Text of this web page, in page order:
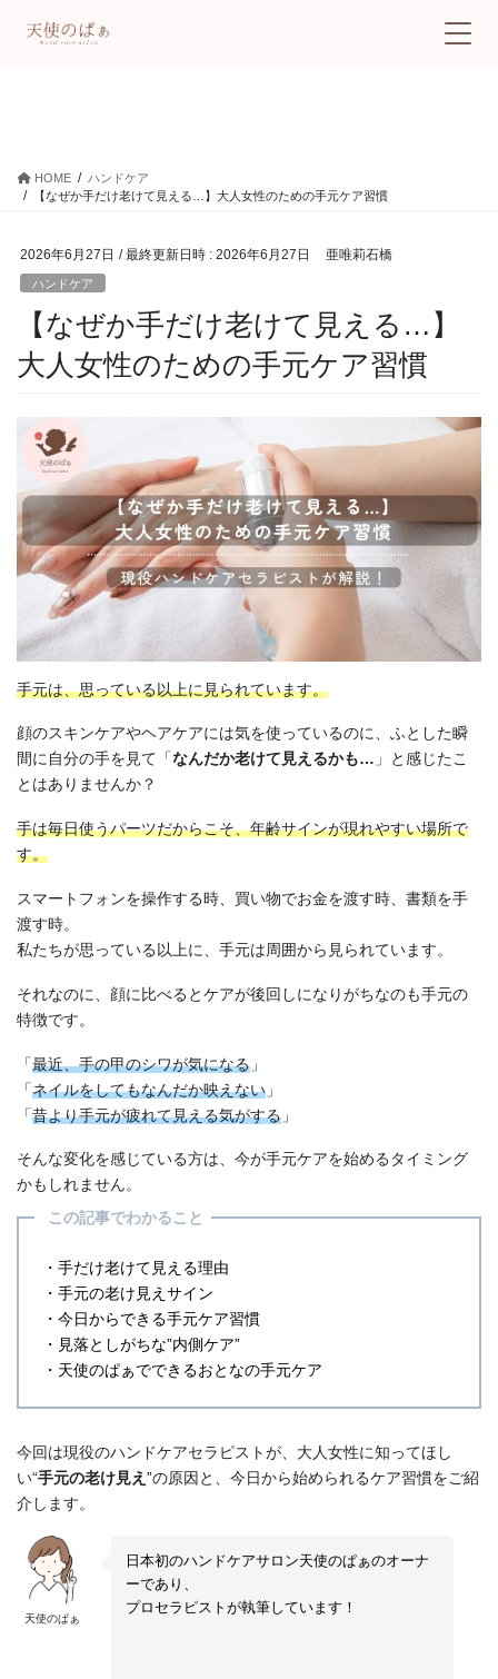
HOME
ハンドケア
【なぜか手だけ老けて見える…】大人女性のための手元ケア習慣
2026年6月27日 / 最終更新日時 : 2026年6月27日 亜唯莉石橋
ハンドケア
【なぜか手だけ老けて見える…】
大人女性のための手元ケア習慣
手元は、思っている以上に見られています。
顔のスキンケアやヘアケアには気を使っているのに、ふとした瞬
間に自分の手を見て「なんだか老けて見えるかも… 」と感じたこ
とはありませんか？
手は毎日使うパーツだからこそ、年齢サインが現れやすい場所で
す。
スマートフォンを操作する時、買い物でお金を渡す時、書類を手
渡す時。
私たちが思っている以上に、手元は周囲から見られています。
それなのに、顔に比べるとケアが後回しになりがちなのも手元の
特徴です。
「最近、手の甲のシワが気になる 」
「ネイルをしてもなんだか映えない 」
「昔より手元が疲れて見える気がする 」
そんな変化を感じている方は、今が手元ケアを始めるタイミング
かもしれません。
この記事でわかること
・手だけ老けて見える理由
・手元の老け見えサイン
・今日からできる手元ケア習慣
・見落としがちな”内側ケア”
・天使のぱぁでできるおとなの手元ケア
今回は現役のハンドケアセラピストが、大人女性に知ってほし
い“手元の老け見え ”の原因と、今日から始められるケア習慣をご紹
介します。
天使のぱぁ
日本初のハンドケアサロン天使のぱぁのオーナ
ーであり、
プロセラピストが執筆しています！